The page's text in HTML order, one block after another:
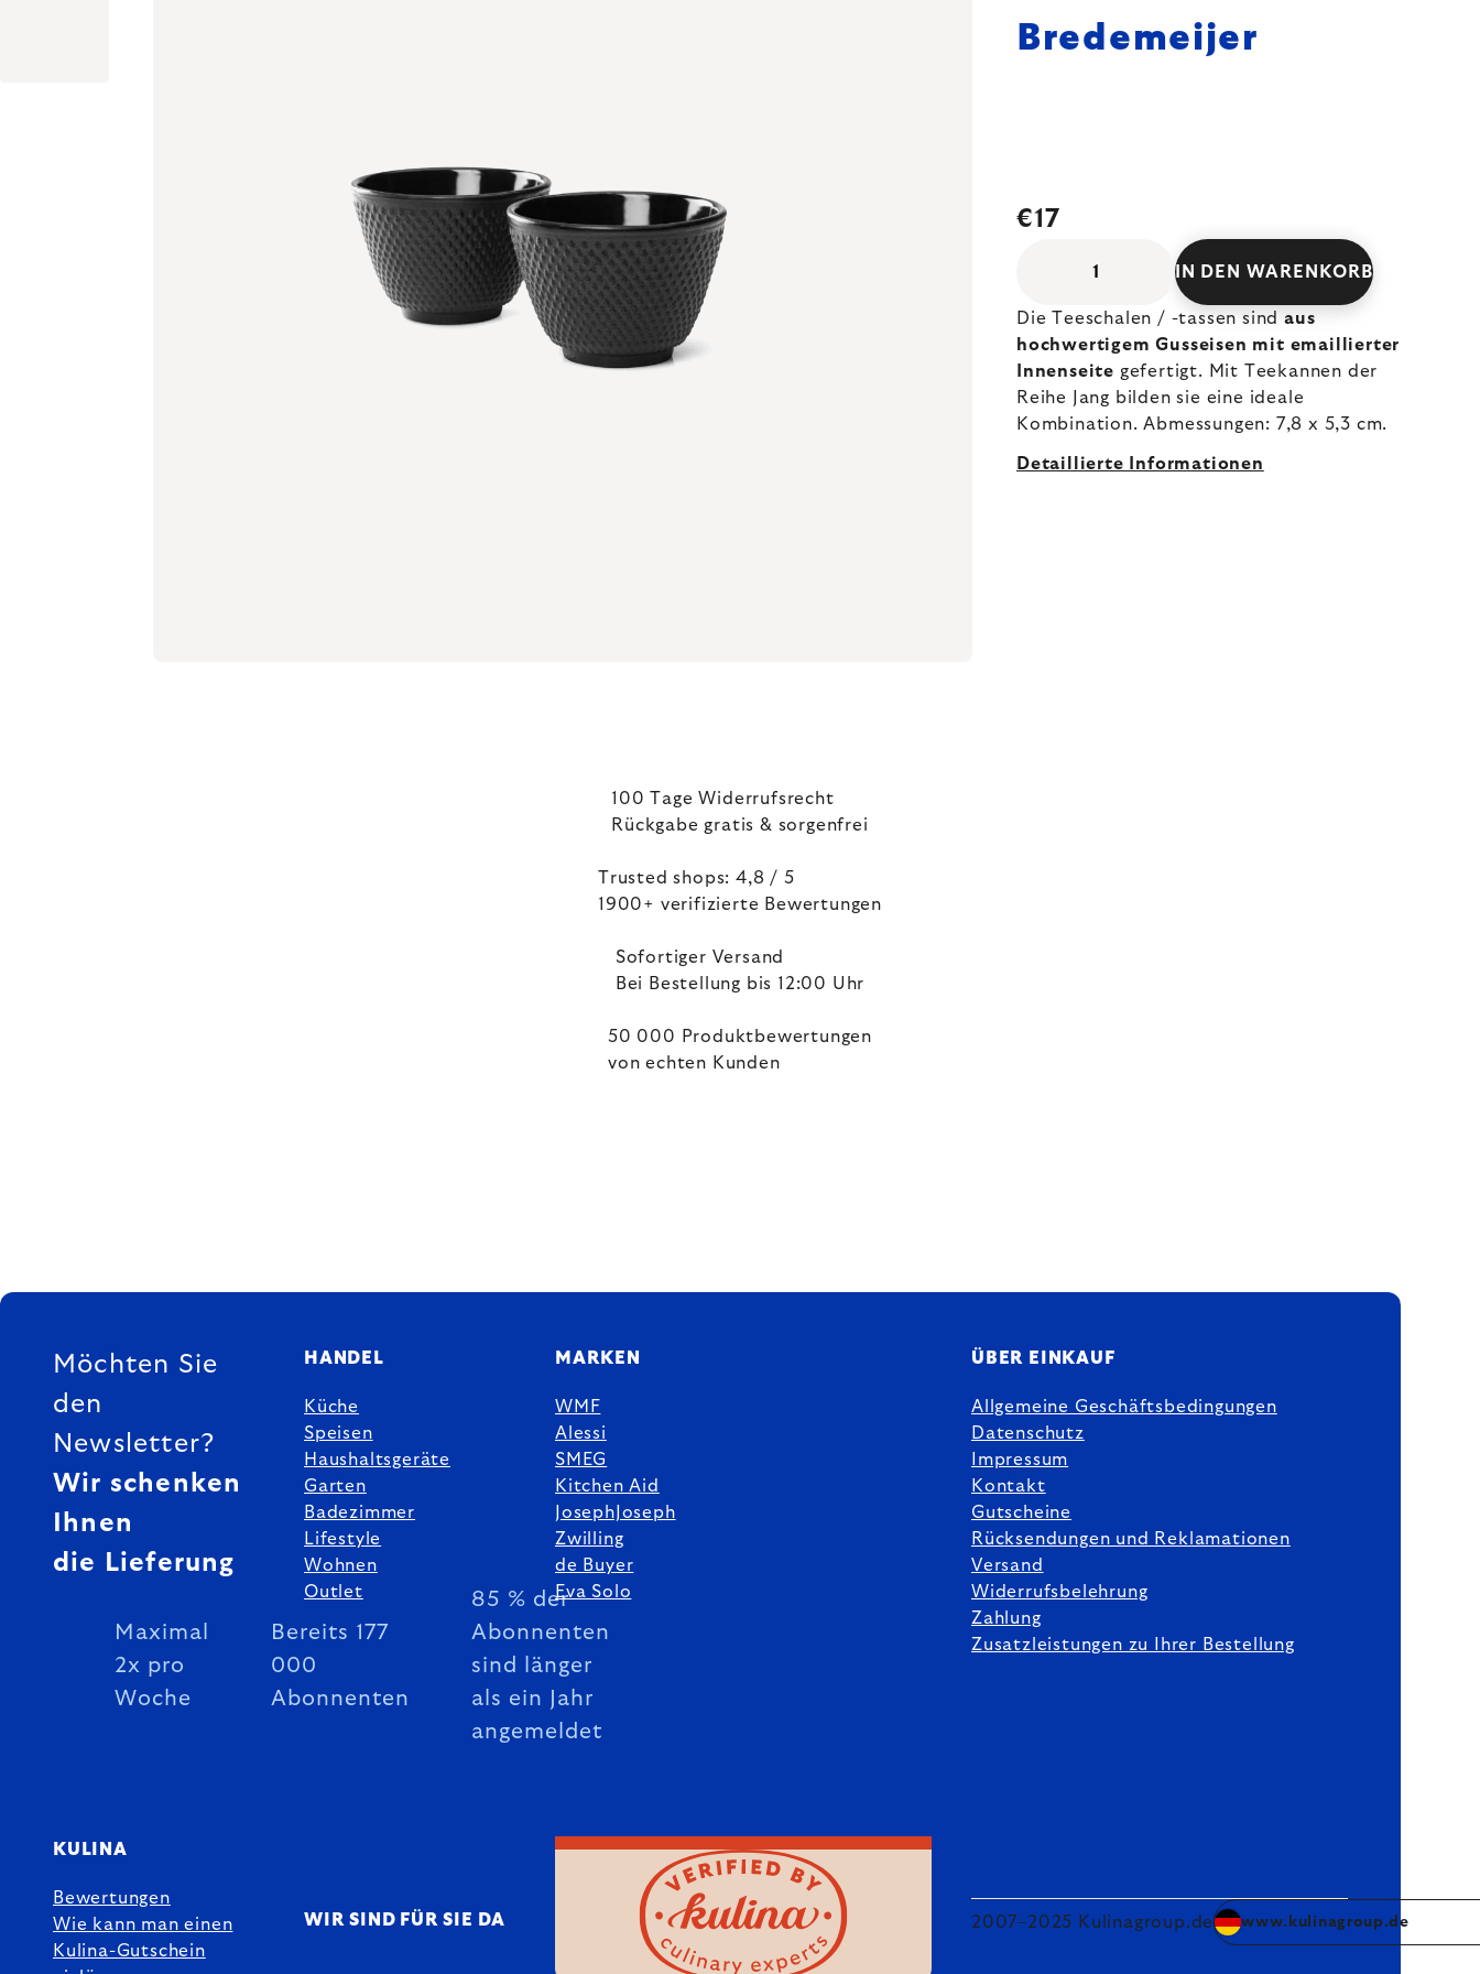
Bredemeijer
€17
IN DEN WARENKORB
Die Teeschalen / -tassen sind aus
hochwertigem Gusseisen mit emaillierter
Innenseite gefertigt. Mit Teekannen der
Reihe Jang bilden sie eine ideale
Kombination. Abmessungen: 7,8 x 5,3 cm.
Detaillierte Informationen
100 Tage Widerrufsrecht
Rückgabe gratis & sorgenfrei
Trusted shops: 4,8 / 5
1900+ verifizierte Bewertungen
Sofortiger Versand
Bei Bestellung bis 12:00 Uhr
50 000 Produktbewertungen
von echten Kunden
FUSSZEILE
Möchten Sie
den
Newsletter?
Wir schenken
Ihnen
die Lieferung
Maximal
2x pro
Woche
Bereits 177
000
Abonnenten
85 % der
Abonnenten
sind länger
als ein Jahr
angemeldet
HANDEL
Küche
Speisen
Haushaltsgeräte
Garten
Badezimmer
Lifestyle
Wohnen
Outlet
MARKEN
WMF
Alessi
SMEG
Kitchen Aid
JosephJoseph
Zwilling
de Buyer
Eva Solo
ÜBER EINKAUF
Allgemeine Geschäftsbedingungen
Datenschutz
Impressum
Kontakt
Gutscheine
Rücksendungen und Reklamationen
Versand
Widerrufsbelehrung
Zahlung
Zusatzleistungen zu Ihrer Bestellung
KULINA
Bewertungen
Wie kann man einen
Kulina-Gutschein
WIR SIND FÜR SIE DA 2007–2025 Kulinagroup.de www.kulinagroup.de